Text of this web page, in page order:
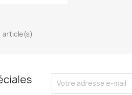
article(s)